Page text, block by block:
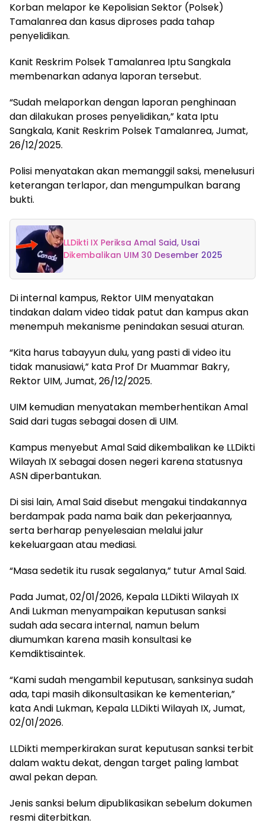
Korban melapor ke Kepolisian Sektor (Polsek)
Tamalanrea dan kasus diproses pada tahap
penyelidikan.
Kanit Reskrim Polsek Tamalanrea Iptu Sangkala
membenarkan adanya laporan tersebut.
“Sudah melaporkan dengan laporan penghinaan
dan dilakukan proses penyelidikan,” kata Iptu
Sangkala, Kanit Reskrim Polsek Tamalanrea, Jumat,
26/12/2025.
Polisi menyatakan akan memanggil saksi, menelusuri
keterangan terlapor, dan mengumpulkan barang
bukti.
LLDikti IX Periksa Amal Said, Usai
Dikembalikan UIM 30 Desember 2025
Di internal kampus, Rektor UIM menyatakan
tindakan dalam video tidak patut dan kampus akan
menempuh mekanisme penindakan sesuai aturan.
“Kita harus tabayyun dulu, yang pasti di video itu
tidak manusiawi,” kata Prof Dr Muammar Bakry,
Rektor UIM, Jumat, 26/12/2025.
UIM kemudian menyatakan memberhentikan Amal
Said dari tugas sebagai dosen di UIM.
Kampus menyebut Amal Said dikembalikan ke LLDikti
Wilayah IX sebagai dosen negeri karena statusnya
ASN diperbantukan.
Di sisi lain, Amal Said disebut mengakui tindakannya
berdampak pada nama baik dan pekerjaannya,
serta berharap penyelesaian melalui jalur
kekeluargaan atau mediasi.
“Masa sedetik itu rusak segalanya,” tutur Amal Said.
Pada Jumat, 02/01/2026, Kepala LLDikti Wilayah IX
Andi Lukman menyampaikan keputusan sanksi
sudah ada secara internal, namun belum
diumumkan karena masih konsultasi ke
Kemdiktisaintek.
“Kami sudah mengambil keputusan, sanksinya sudah
ada, tapi masih dikonsultasikan ke kementerian,”
kata Andi Lukman, Kepala LLDikti Wilayah IX, Jumat,
02/01/2026.
LLDikti memperkirakan surat keputusan sanksi terbit
dalam waktu dekat, dengan target paling lambat
awal pekan depan.
Jenis sanksi belum dipublikasikan sebelum dokumen
resmi diterbitkan.